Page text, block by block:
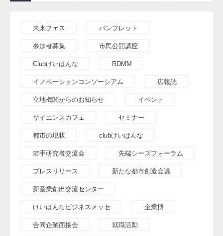
未来フェス パンフレット
参加者募集 市民公開講座
Clubけいはんな RDMM
イノベーションコンソーシアム 広報誌
立地機関からのお知らせ イベント
サイエンスカフェ セミナー
都市の現状 clubけいはんな
若手研究者交流会 先端シーズフォーラム
プレスリリース 新たな都市創造会議
新産業創出交流センター
けいはんなビジネスメッセ 企業博
合同企業面接会 就職活動